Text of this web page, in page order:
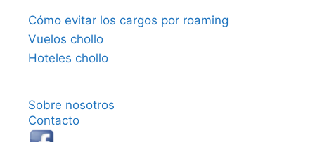
Cómo evitar los cargos por roaming
Vuelos chollo
Hoteles chollo
Sobre nosotros
Contacto